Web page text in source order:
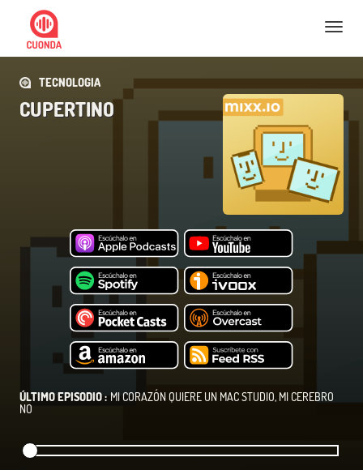
Nav
TECNOLOGIA
CUPERTINO
ÚLTIMO EPISODIO : MI CORAZÓN QUIERE UN MAC STUDIO, MI CEREBRO
NO